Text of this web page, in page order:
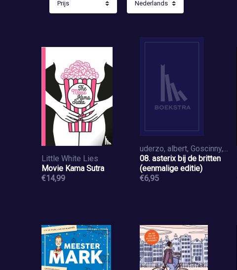
Little White Lies
Movie Kama Sutra
€14,99
uderzo, albert, Goscinny, rené
08. asterix bij de britten
(eenmalige editie)
€6,95